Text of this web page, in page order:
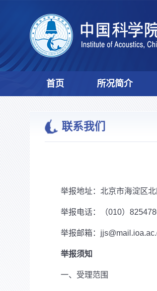
首页 所况简介
联系我们
举报地址：北京市海淀区北
举报电话：（010）
举报邮箱：
举报须知
一、受理范围